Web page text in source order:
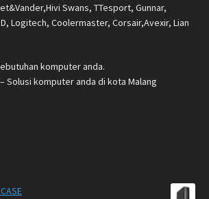
Swans, TTesport, Gunnar,
Logitech, Coolermaster, Corsair,Avexir, Lian
komputer anda.
Solusi komputer anda di kota Malang